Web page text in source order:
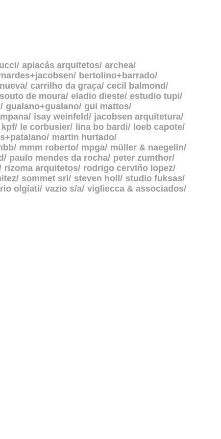
apiacás arquitetos archea
bertolino+barrado
carrilho da graça cecil balmond
de moura eladio dieste estudio tupi
gualano+gualano gui mattos
isay weinfeld
jacobsen arquitetura
kpf le corbusier lina bo bardi
loeb capote
martin hurtado
mmm roberto mpga müller & naegelin
paulo mendes da rocha peter zumthor
rizoma arquitetos
rodrigo cerviño lopez
sommet srl steven holl
studio fuksas
olgiati vazio s/a vigliecca & associados